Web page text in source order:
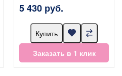
5 430 руб.
Купить
Заказать в 1 клик